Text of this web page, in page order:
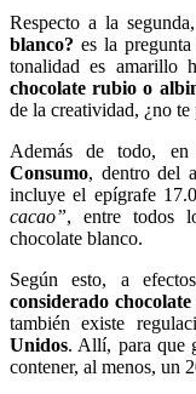
Respecto a la
blanco? es la pregunta
tonalidad es amarillo
chocolate rubio o
de la creatividad, ¿no te
Además de todo,
Consumo, dentro del
incluye el epígrafe
cacao”, entre todos
chocolate blanco.
Según esto, a
considerado chocolate
también existe
Unidos. Allí, para que
contener, al menos, un